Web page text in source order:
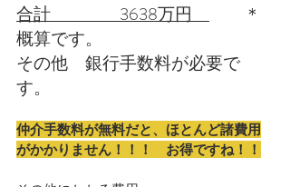
合計　　　　3638万円
＊
概算です。
その他　銀行手数料が必要で
す。
仲介手数料が無料だと、ほとんど諸費用
がかかりません！！！　お得ですね！！